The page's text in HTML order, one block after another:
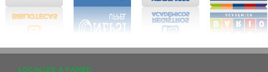
LOCALIZE A FAMED